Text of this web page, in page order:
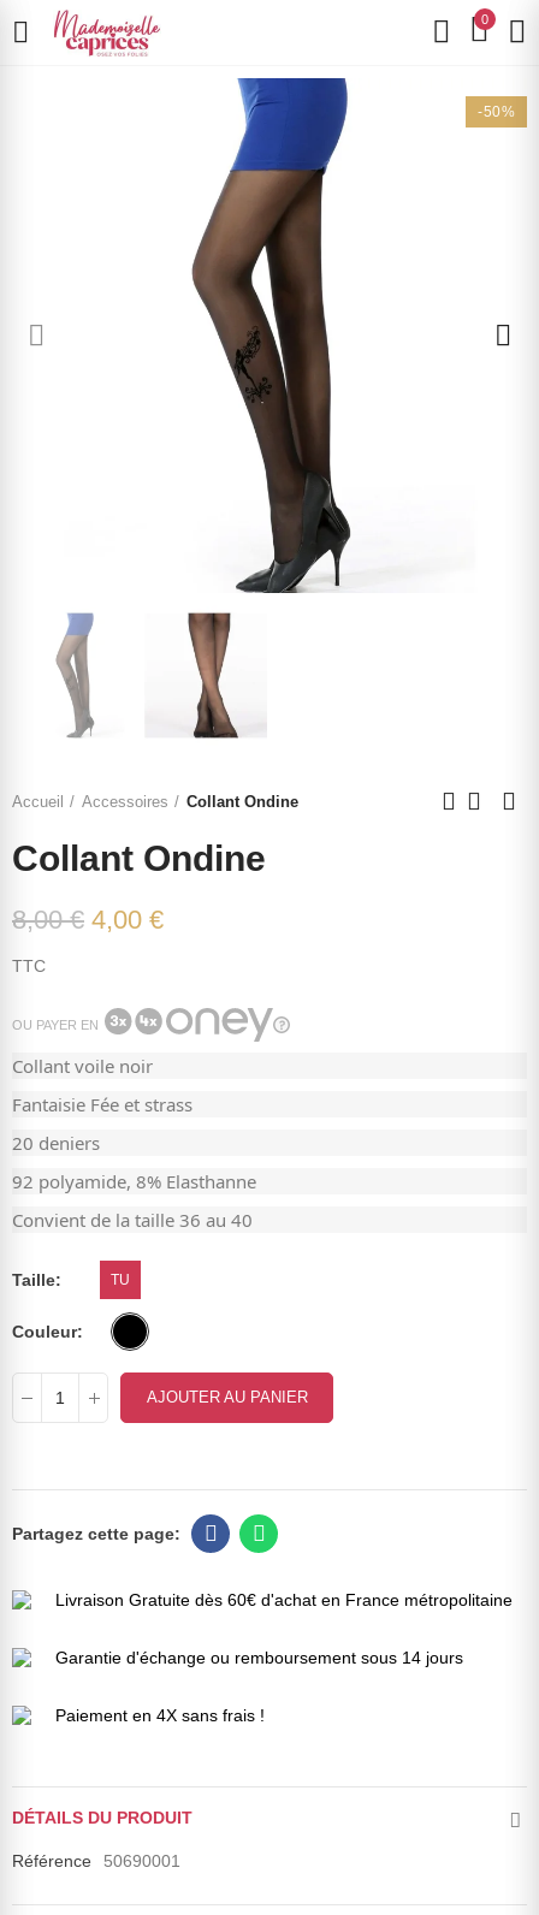
0
-50%
Accueil Accessoires Collant Ondine
Collant Ondine
8,00 € 4,00 €
TTC
OU PAYER EN
Collant voile noir
Fantaisie Fée et strass
20 deniers
92 polyamide, 8% Elasthanne
Convient de la taille 36 au 40
Taille TU
Couleur
AJOUTER AU PANIER
Livraison Gratuite dès 60€ d'achat en France métropolitaine
Garantie d'échange ou remboursement sous 14 jours
Paiement en 4X sans frais !
DÉTAILS DU PRODUIT
Référence 50690001